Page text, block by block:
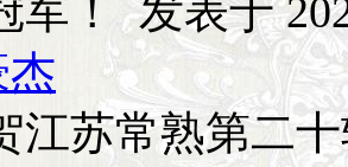
军！发表于
杰
江苏常熟第二